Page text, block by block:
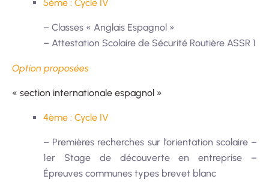
5ème : Cycle IV
– Classes « Anglais Espagnol »
– Attestation Scolaire de Sécurité Routière ASSR 1
Option proposées
« section internationale espagnol »
4ème : Cycle IV
– Premières recherches sur l’orientation scolaire –
1er Stage de découverte en entreprise –
Épreuves communes types brevet blanc